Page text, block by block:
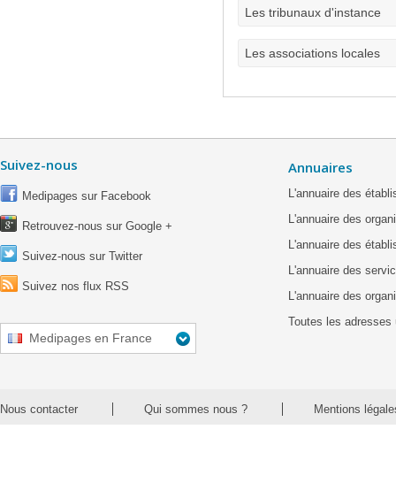
Les tribunaux d'instance
Les associations locales
Suivez-nous
Medipages sur Facebook
Retrouvez-nous sur Google +
Suivez-nous sur Twitter
Suivez nos flux RSS
Medipages en France
Annuaires
L'annuaire des
L'annuaire des
L'annuaire des
L'annuaire des
L'annuaire des
Toutes les adresses
Nous contacter Qui sommes nous ? Mentions